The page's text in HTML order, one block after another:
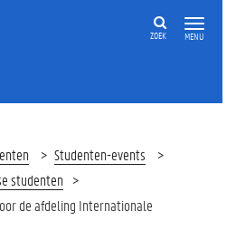
MENU
ZOEK
Studenten-events
studenten
de afdeling Internationale